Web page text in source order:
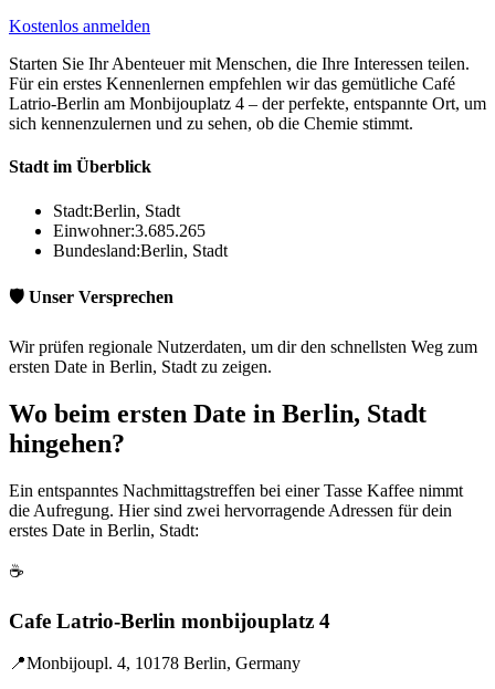
Kostenlos anmelden
Starten Sie Ihr Abenteuer mit Menschen, die Ihre Interessen teilen.
Für ein erstes Kennenlernen empfehlen wir das gemütliche Café
Latrio-Berlin am Monbijouplatz 4 – der perfekte, entspannte Ort, um
sich kennenzulernen und zu sehen, ob die Chemie stimmt.
Stadt im Überblick
Stadt:Berlin, Stadt
Einwohner:3.685.265
Bundesland:Berlin, Stadt
🛡️ Unser Versprechen
Wir prüfen regionale Nutzerdaten, um dir den schnellsten Weg zum
ersten Date in Berlin, Stadt zu zeigen.
Wo beim ersten Date in Berlin, Stadt
hingehen?
Ein entspanntes Nachmittagstreffen bei einer Tasse Kaffee nimmt
die Aufregung. Hier sind zwei hervorragende Adressen für dein
erstes Date in Berlin, Stadt:
☕
Cafe Latrio-Berlin monbijouplatz 4
📍Monbijoupl. 4, 10178 Berlin, Germany